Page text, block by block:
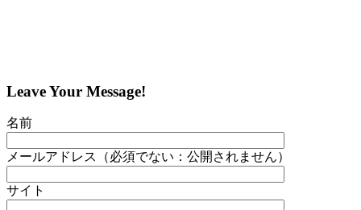
Leave Your Message!
名前
メールアドレス（必須でない：公開されません）
サイト